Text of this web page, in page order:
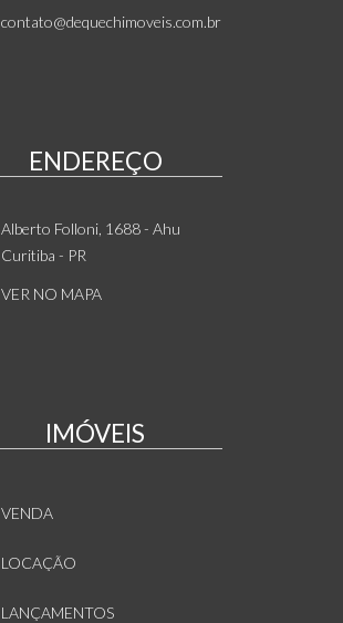
contato@dequechimoveis.com.br
ENDEREÇO
Alberto Folloni, 1688- Ahu
Curitiba - PR
VER NO MAPA
IMÓVEIS
VENDA
LOCAÇÃO
LANÇAMENTOS